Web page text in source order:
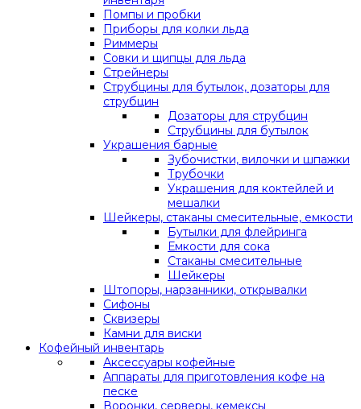
Помпы и пробки
Приборы для колки льда
Риммеры
Совки и щипцы для льда
Стрейнеры
Струбцины для бутылок, дозаторы для
струбцин
Дозаторы для струбцин
Струбцины для бутылок
Украшения барные
Зубочистки, вилочки и шпажки
Трубочки
Украшения для коктейлей и
мешалки
Шейкеры, стаканы смесительные, емкости
Бутылки для флейринга
Емкости для сока
Стаканы смесительные
Шейкеры
Штопоры, нарзанники, открывалки
Сифоны
Сквизеры
Камни для виски
Кофейный инвентарь
Аксессуары кофейные
Аппараты для приготовления кофе на
песке
Воронки, серверы, кемексы